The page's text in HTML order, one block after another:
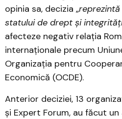
opinia sa, decizia „
statului de drept și
afecteze negativ relația
internaționale precum
Organizația pentru
Economică (OCDE).
Anterior deciziei, 13
și Expert Forum, au făcut